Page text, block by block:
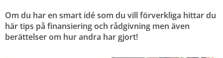
Om du har en smart idé som du vill förverkliga hittar du
här tips på finansiering och rådgivning men även
berättelser om hur andra har gjort!